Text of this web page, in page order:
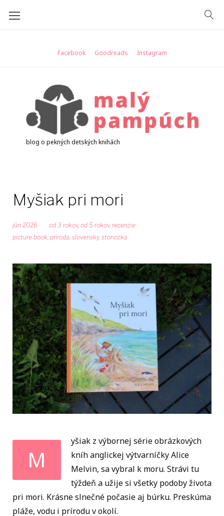
Facebook Goodreads Instagram
blog o pekných detských knihách
Myšiak pri mori
jún 2026 od 3 rokov, od 5 rokov, recenzie
picture book, priroda, slovensky, stonozka
M
yšiak z výbornej série obrázkových
kníh anglickej výtvarníčky Alice
Melvin, sa vybral k moru. Strávi tu
týždeň a užije si všetky podoby života
pri mori. Krásne slnečné počasie aj búrku. Preskúma
pláže, vodu i prírodu v okolí.